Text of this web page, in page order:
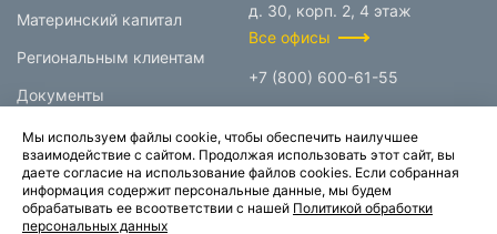
Материнский капитал
Региональным клиентам
Документы
д. 30, корп. 2, 4 этаж
Все офисы
+7 (800) 600-61-55
© 1995-2026.
Группа компаний «Прок»
Мы используем файлы cookie, чтобы обеспечить наилучшее
взаимодействие с сайтом. Продолжая использовать этот сайт, вы
даете согласие на использование файлов cookies. Если собранная
информация содержит персональные данные, мы будем
обрабатывать ее всоответствии с нашей Политикой обработки
персональных данных